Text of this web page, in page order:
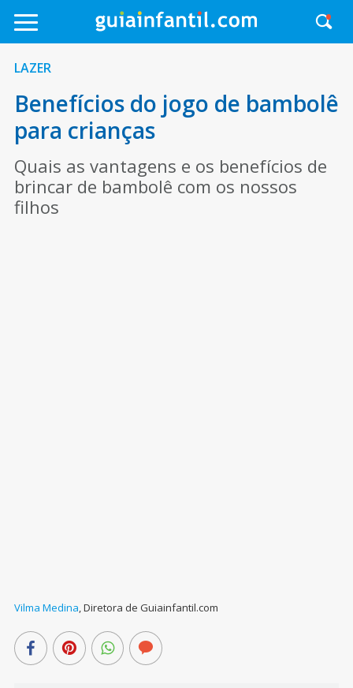
LAZER
Benefícios do jogo de bambolê
para crianças
Quais as vantagens e os benefícios de
brincar de bambolê com os nossos
filhos
Vilma Medina,Diretora de Guiainfantil.com